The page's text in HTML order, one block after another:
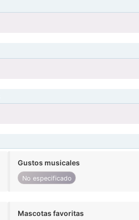
Gustos musicales
No especificado
Mascotas favoritas